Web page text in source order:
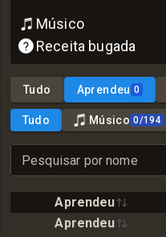
Músico
Receita bugada
Tudo Aprendeu 0
Tudo Músico 0/194
Pesquisar por nome
Aprendeu
Aprendeu